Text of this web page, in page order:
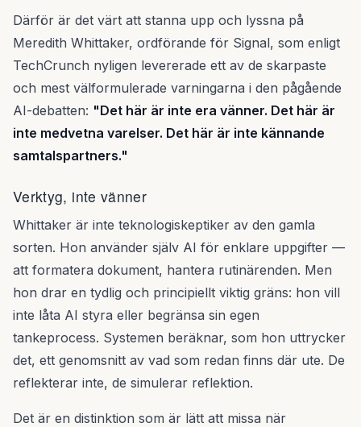
Därför är det värt att stanna upp och lyssna på
Meredith Whittaker, ordförande för Signal, som enligt
TechCrunch nyligen levererade ett av de skarpaste
och mest välformulerade varningarna i den pågående
AI-debatten: "Det här är inte era vänner. Det här är
inte medvetna varelser. Det här är inte kännande
samtalspartners."
Verktyg, inte vänner
Whittaker är inte teknologiskeptiker av den gamla
sorten. Hon använder själv AI för enklare uppgifter —
att formatera dokument, hantera rutinärenden. Men
hon drar en tydlig och principiellt viktig gräns: hon vill
inte låta AI styra eller begränsa sin egen
tankeprocess. Systemen beräknar, som hon uttrycker
det, ett genomsnitt av vad som redan finns där ute. De
reflekterar inte, de simulerar reflektion.
Det är en distinktion som är lätt att missa när